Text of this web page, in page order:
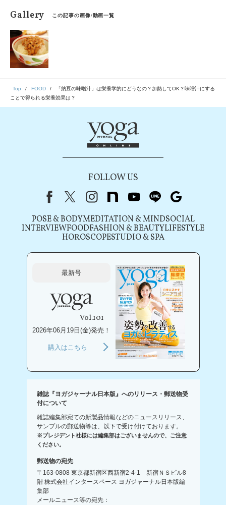
Gallery この記事の画像/動画一覧
Top FOOD
「納豆の味噌汁」は栄養学的にどうなの？加熱してOK？味噌汁にする
ことで得られる栄養効果は？
FOLLOW US
FacebookX（旧Twitter）
instagram
note youtubeline
POSE & BODYMEDITATION & MINDSOCIAL
INTERVIEWFOODFASHION & BEAUTYLIFESTYLE
HOROSCOPESTUDIO & SPA
最新号
Vol.101
2026年06月19日(金)発売！
購入はこちら
雑誌『ヨガジャーナル日本版』へのリリース・郵送物受
付について
雑誌編集部宛ての新製品情報などのニュースリリース、
サンプルの郵送物等は、以下で受け付けております。
※プレジデント社様には編集部はございませんので、ご注意
ください。
郵送物の宛先
〒163-0808 東京都新宿区西新宿2-4-1 新宿ＮＳビル8
階 株式会社インタースペース ヨガジャーナル日本版編
集部
メールニュース等の宛先：